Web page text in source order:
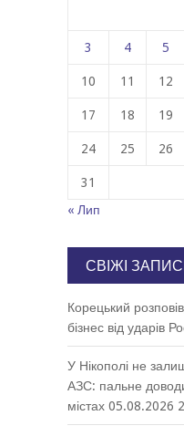
3 4 5
10 11 12
17 18 19
24 25 26
31
« Лип
СВІЖІ
Корецький
бізнес від ударів
У Нікополі не
АЗС: пальне
містах 05.08.2026